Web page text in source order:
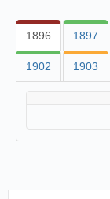
1896 1897
1902 1903